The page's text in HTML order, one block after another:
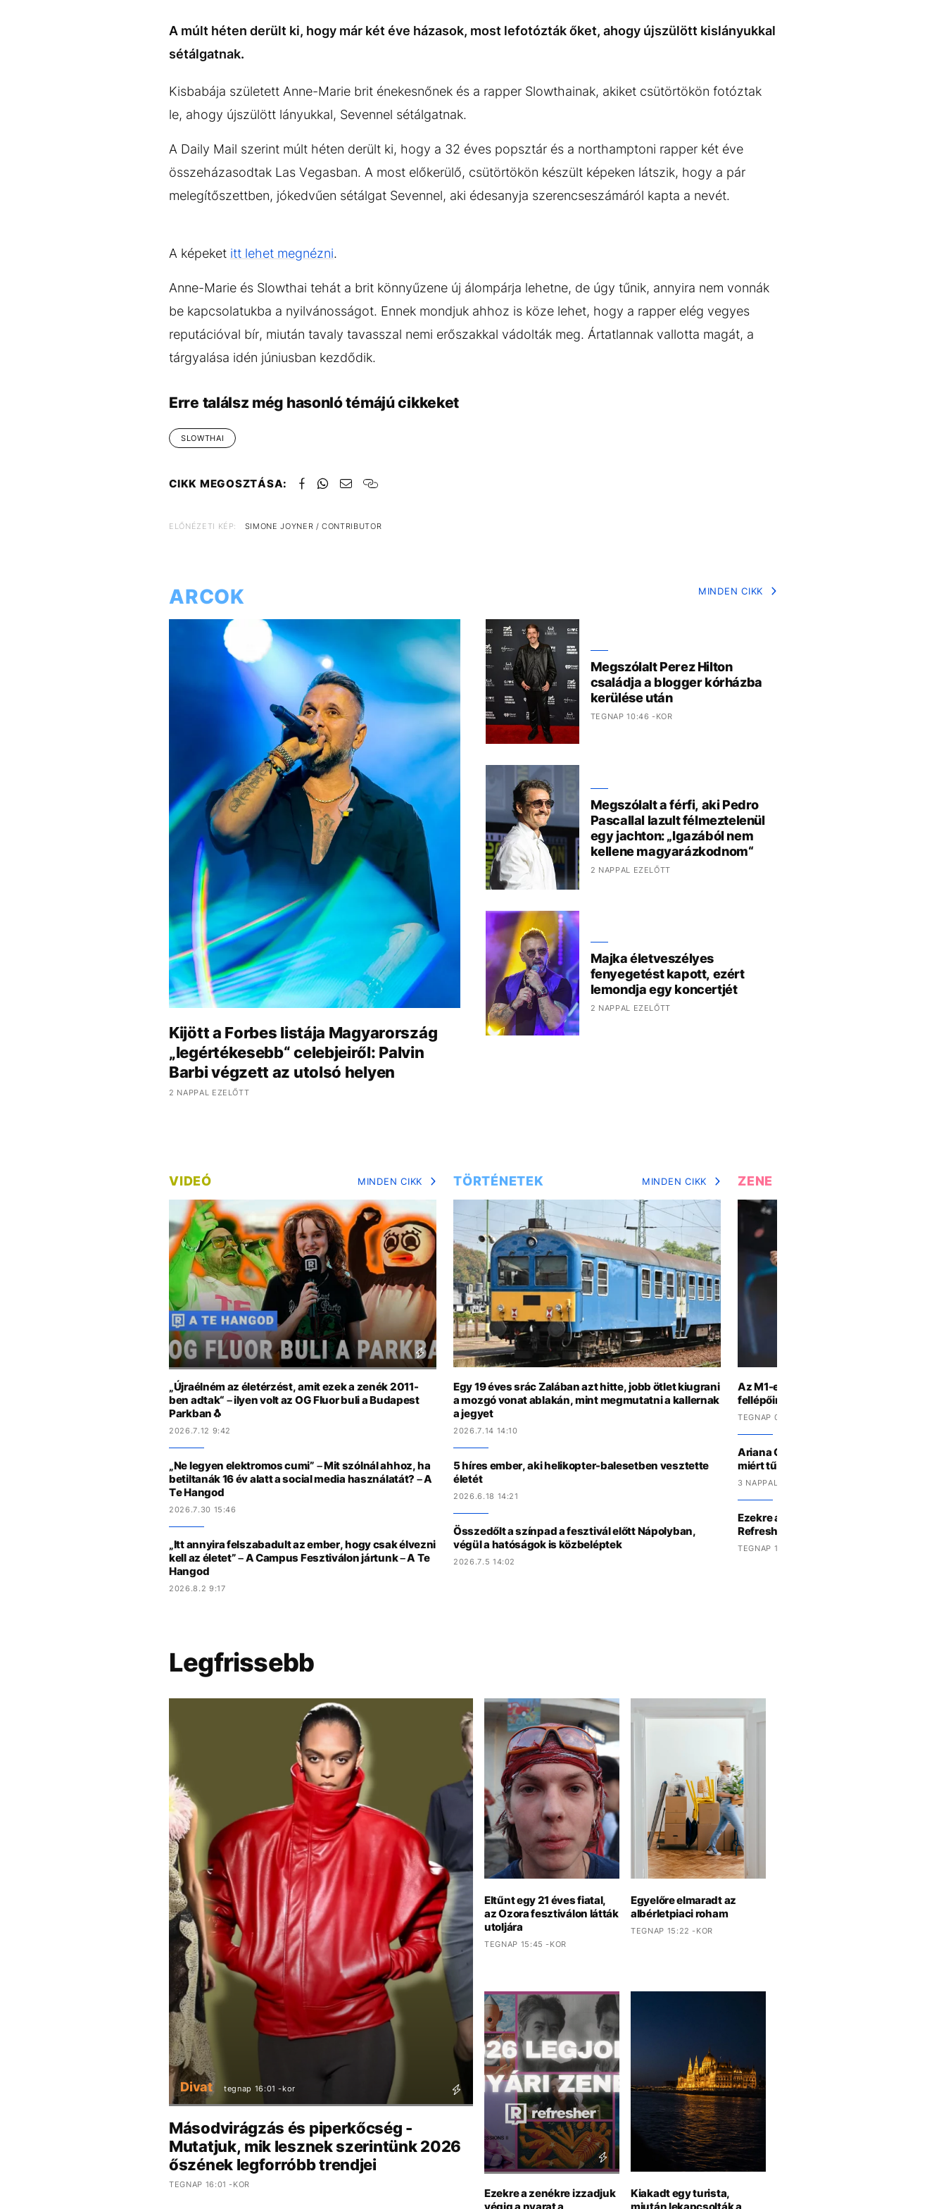
Kvíz MédiaajánlatImpresszum
A múlt héten derült ki, hogy már két éve házasok, most lefotózták őket, ahogy újszülött kislányukkal
sétálgatnak.
Kisbabája született Anne-Marie brit énekesnőnek és a rapper Slowthainak, akiket csütörtökön fotóztak
le, ahogy újszülött lányukkal, Sevennel sétálgatnak.
A Daily Mail szerint múlt héten derült ki, hogy a 32 éves popsztár és a northamptoni rapper két éve
összeházasodtak Las Vegasban. A most előkerülő, csütörtökön készült képeken látszik, hogy a pár
melegítőszettben, jókedvűen sétálgat Sevennel, aki édesanyja szerencseszámáról kapta a nevét.
A képeket itt lehet megnézni.
Anne-Marie és Slowthai tehát a brit könnyűzene új álompárja lehetne, de úgy tűnik, annyira nem vonnák
be kapcsolatukba a nyilvánosságot. Ennek mondjuk ahhoz is köze lehet, hogy a rapper elég vegyes
reputációval bír, miután tavaly tavasszal nemi erőszakkal vádolták meg. Ártatlannak vallotta magát, a
tárgyalása idén júniusban kezdődik.
Erre találsz még hasonló témájú cikkeket
SLOWTHAI
CIKK MEGOSZTÁSA:
ELŐNÉZETI KÉP: SIMONE JOYNER / CONTRIBUTOR
ARCOK MINDEN CIKK
Kijött a Forbes listája Magyarország
„legértékesebb“ celebjeiről: Palvin
Barbi végzett az utolsó helyen
2 NAPPAL EZELŐTT
Megszólalt Perez Hilton
családja a blogger kórházba
kerülése után
TEGNAP 10:46 -KOR
Megszólalt a férfi, aki Pedro
Pascallal lazult félmeztelenül
egy jachton: „Igazából nem
kellene magyarázkodnom“
2 NAPPAL EZELŐTT
Majka életveszélyes
fenyegetést kapott, ezért
lemondja egy koncertjét
2 NAPPAL EZELŐTT
VIDEÓ MINDEN CIKK
„Újraélném az életérzést, amit ezek a zenék 2011-
ben adtak“ – ilyen volt az OG Fluor buli a Budapest
Parkban🐧
2026.7.12 9:42
„Ne legyen elektromos cumi” – Mit szólnál ahhoz, ha
betiltanák 16 év alatt a social media használatát? – A
Te Hangod
2026.7.30 15:46
„Itt annyira felszabadult az ember, hogy csak élvezni
kell az életet” – A Campus Fesztiválon jártunk – A Te
Hangod
2026.8.2 9:17
TÖRTÉNETEK MINDEN CIKK
Egy 19 éves srác Zalában azt hitte, jobb ötlet kiugrani
a mozgó vonat ablakán, mint megmutatni a kallernak
a jegyet
2026.7.14 14:10
5 híres ember, aki helikopter-balesetben vesztette
életét
2026.6.18 14:21
Összedőlt a színpad a fesztivál előtt Nápolyban,
végül a hatóságok is közbeléptek
2026.7.5 14:02
ZENE
Az M1-en is nézhetjük idén a Sziget
fellépőinek koncertjeit
TEGNAP 08:23 -KOR
Ariana Grande a koncertje közepén
miért tűnik el egy időre a nyilvánosság
3 NAPPAL EZELŐTT
Ezekre a zenékre izzadjuk végig a nyarat
Refreshernél
TEGNAP 15:12 -KOR
Legfrissebb
Divat tegnap 16:01 -kor
Másodvirágzás és piperkőcség -
Mutatjuk, mik lesznek szerintünk 2026
őszének legforróbb trendjei
TEGNAP 16:01 -KOR
Eltűnt egy 21 éves fiatal,
az Ozora fesztiválon látták
utoljára
TEGNAP 15:45 -KOR
Egyelőre elmaradt az
albérletpiaci roham
TEGNAP 15:22 -KOR
Ezekre a zenékre izzadjuk
végig a nyarat a
Kiakadt egy turista,
miután lekapcsolták a